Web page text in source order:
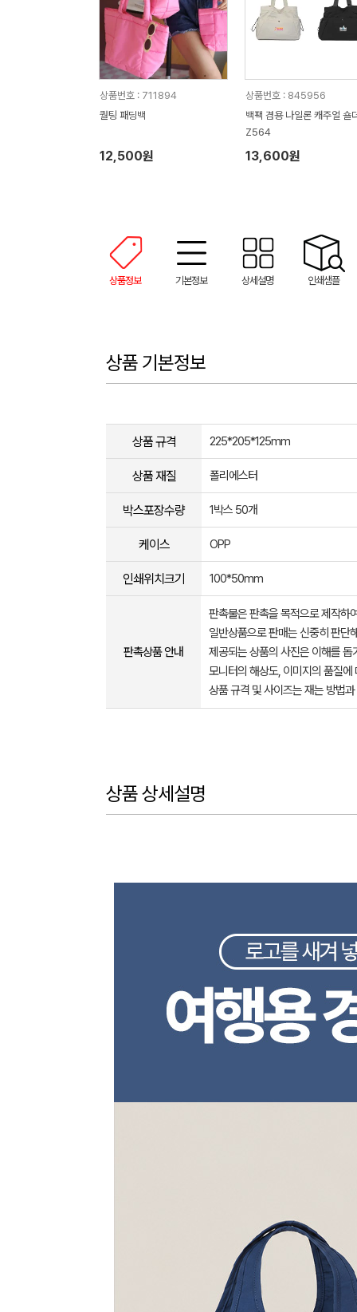
상품번호 : 711894
퀄팅 패딩백
12,500원
상품번호 : 845956
백팩 겸용 나일론 캐주얼 숄
Z564
13,600원
상품정보 기본정보 상세설명 인쇄샘플
상품 기본정보
상품 규격 225*205*125mm
상품 재질 폴리에스터
박스포장수량 1박스 50개
케이스 OPP
인쇄위치크기 100*50mm
판촉상품 안내
판촉물은 판촉을 목적으로 제작하
일반상품으로 판매는 신중히 판단
제공되는 상품의 사진은 이해를
모니터의 해상도, 이미지의 품질
상품 규격 및 사이즈는 재는 방법
상품 상세설명